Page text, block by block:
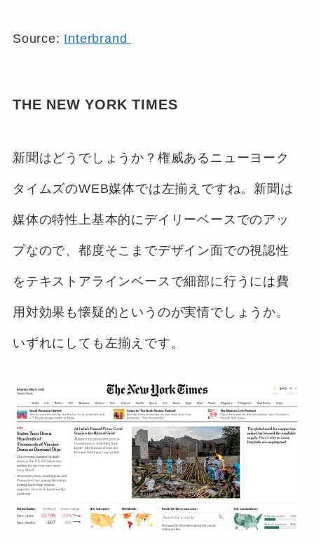
Source: Interbrand
THE NEW YORK TIMES
新聞はどうでしょうか？権威あるニューヨーク
タイムズのWEB媒体では左揃えですね。新聞は
媒体の特性上基本的にデイリーベースでのアッ
プなので、都度そこまでデザイン面での視認性
をテキストアラインベースで細部に行うには費
用対効果も懐疑的というのが実情でしょうか。
いずれにしても左揃えです。